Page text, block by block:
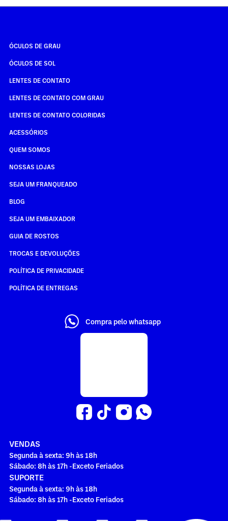
ÓCULOS DE GRAU
ÓCULOS DE SOL
LENTES DE CONTATO
LENTES DE CONTATO COM GRAU
LENTES DE CONTATO COLORIDAS
ACESSÓRIOS
QUEM SOMOS
NOSSAS LOJAS
SEJA UM FRANQUEADO
BLOG
SEJA UM EMBAIXADOR
GUIA DE ROSTOS
TROCAS E DEVOLUÇÕES
POLÍTICA DE PRIVACIDADE
POLÍTICA DE ENTREGAS
Compra pelo whatsapp
VENDAS
Segunda à sexta: 9h às 18h
Sábado: 8h às 17h -Exceto Feriados
SUPORTE
Segunda à sexta: 9h às 18h
Sábado: 8h às 17h -Exceto Feriados